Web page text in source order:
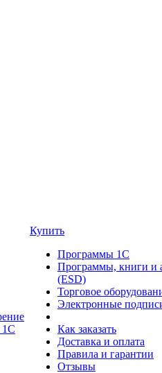
1С
Купить
Программы 1С
Программы, книги и
(ESD)
Торговое
Электронные
Как заказать
Доставка и оплата
Правила и гарантии
Отзывы